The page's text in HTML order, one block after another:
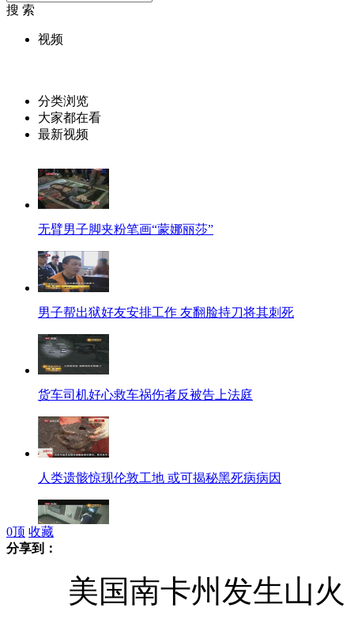
搜 索
视频
分类浏览
大家都在看
最新视频
无臂男子脚夹粉笔画“蒙娜丽莎”
男子帮出狱好友安排工作 友翻脸持刀将其刺死
货车司机好心救车祸伤者反被告上法庭
人类遗骸惊现伦敦工地 或可揭秘黑死病病因
0顶 收藏
分享到：
美国南卡州发生山火